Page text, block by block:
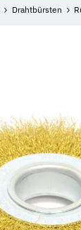
Drahtbürsten